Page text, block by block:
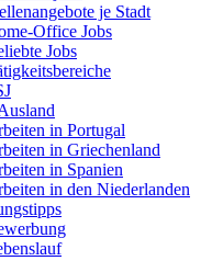
je Stadt
Office Jobs
Jobs
in Portugal
in Griechenland
in Spanien
in den Niederlanden